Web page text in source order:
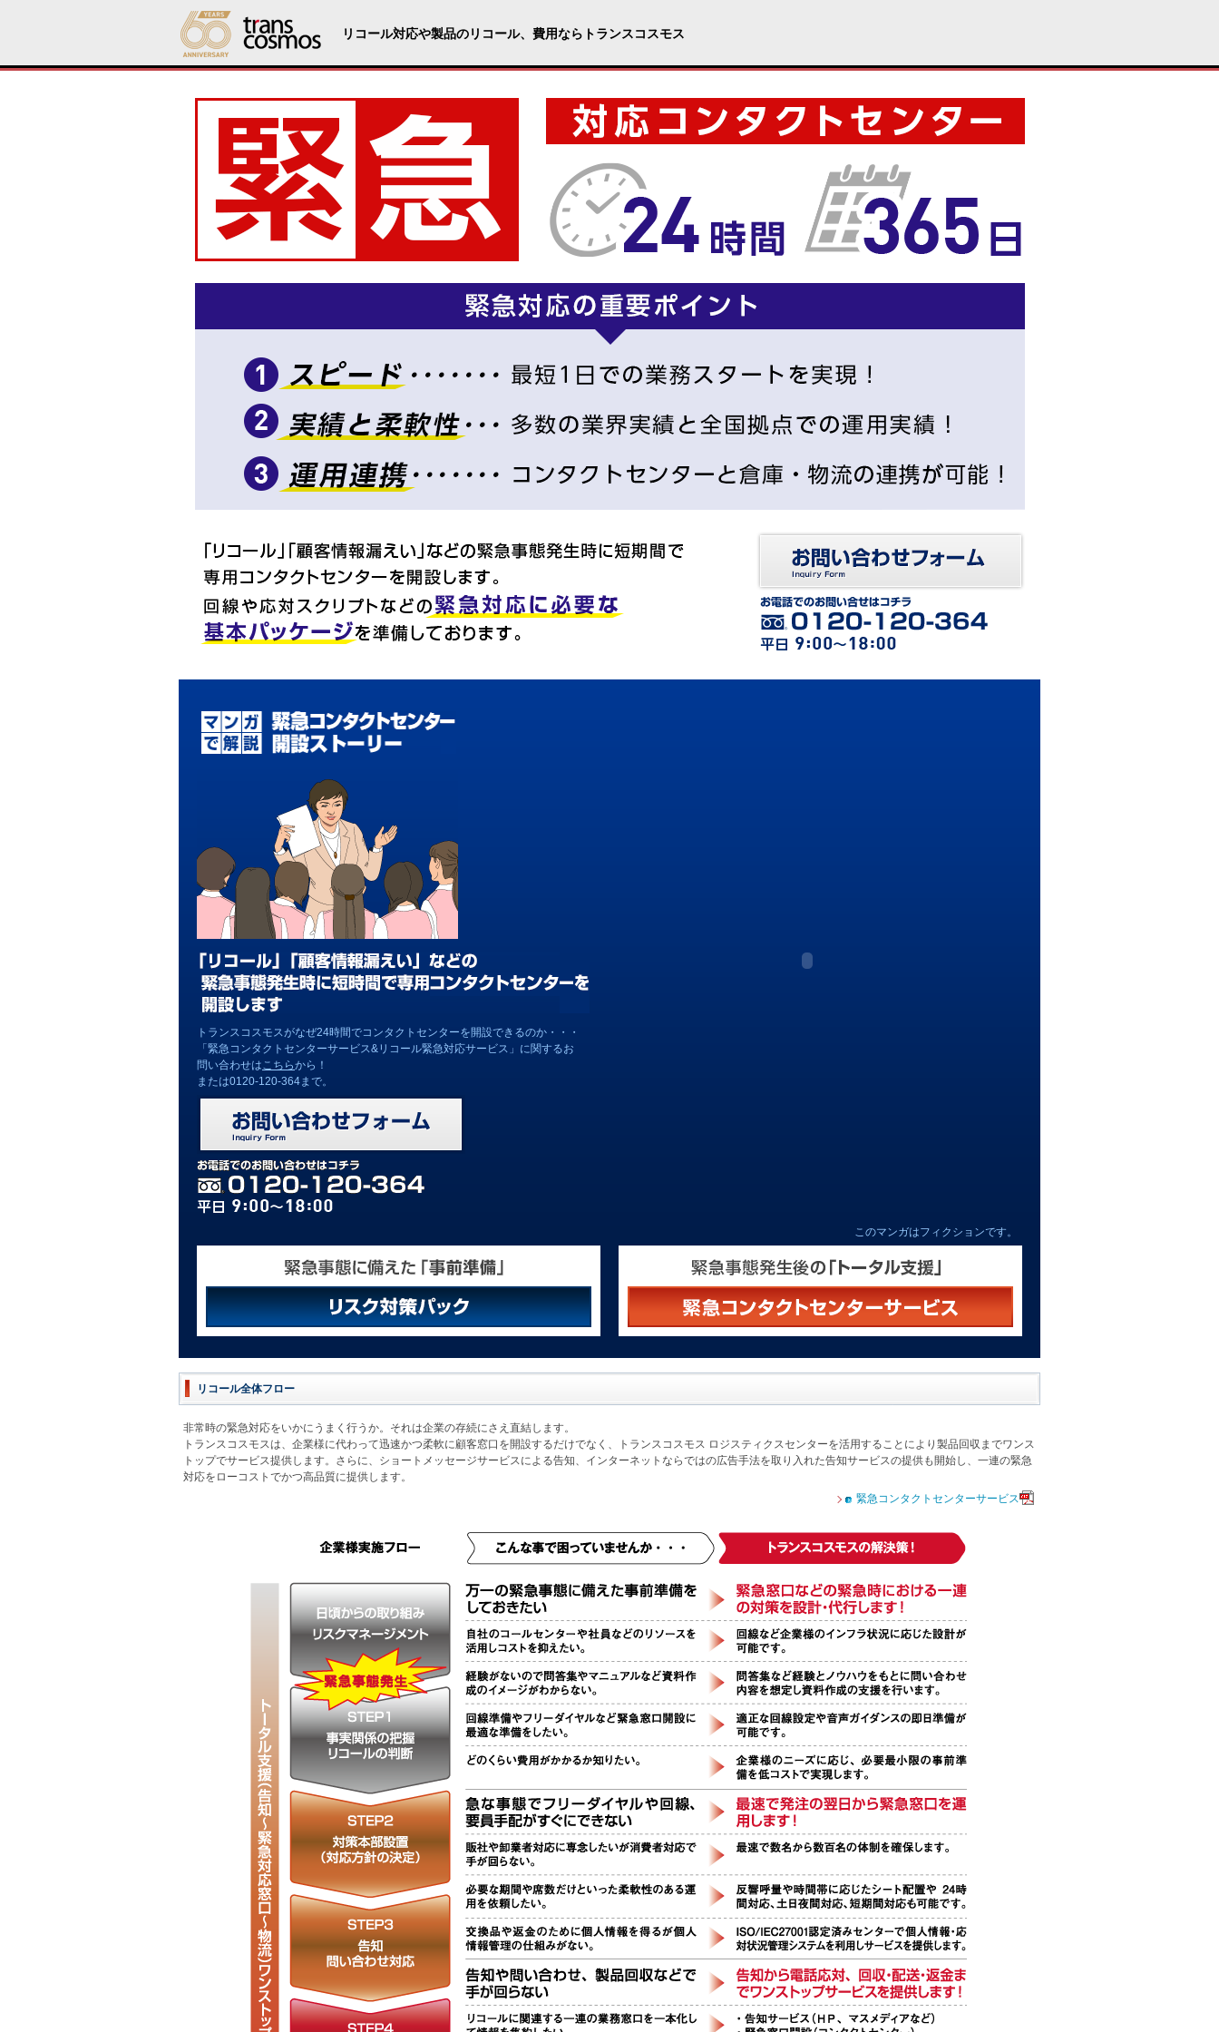
リコール対応や製品のリコール、費用ならトランスコスモス
トランスコスモスがなぜ24時間でコンタクトセンターを開設できるのか・・・
「緊急コンタクトセンターサービス&リコール緊急対応サービス」に関するお
問い合わせはこちらから！
または0120-120-364まで。
このマンガはフィクションです。
リコール全体フロー
非常時の緊急対応をいかにうまく行うか。それは企業の存続にさえ直結します。
トランスコスモスは、企業様に代わって迅速かつ柔軟に顧客窓口を開設するだけでなく、トランスコスモス ロジスティクスセンターを活用することにより製品回収までワンス
トップでサービス提供します。さらに、ショートメッセージサービスによる告知、インターネットならではの広告手法を取り入れた告知サービスの提供も開始し、一連の緊急
対応をローコストでかつ高品質に提供します。
緊急コンタクトセンターサービス